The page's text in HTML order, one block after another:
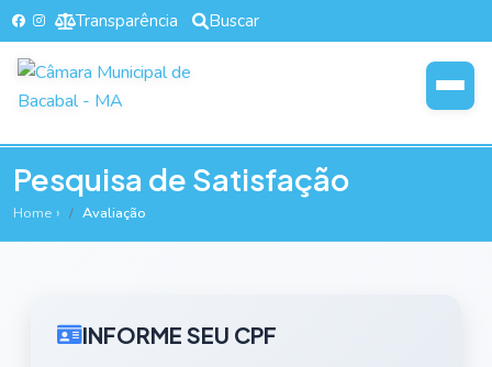
Transparência Buscar
Pesquisa de Satisfação
Home Avaliação
INFORME SEU CPF